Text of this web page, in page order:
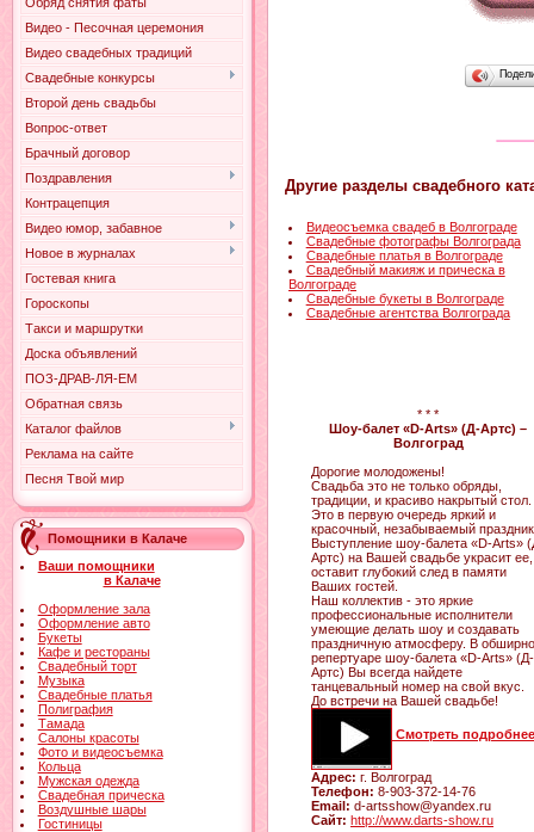
Видео - Песочная церемония
Видео свадебных традиций
Свадебные конкурсы
Второй день свадьбы
Вопрос-ответ
Брачный договор
Поздравления
Контрацепция
Видео юмор, забавное
Новое в журналах
Гостевая книга
Гороскопы
Такси и маршрутки
Доска объявлений
ПОЗ-ДРАВ-ЛЯ-ЕМ
Обратная связь
Каталог файлов
Реклама на сайте
Песня Твой мир
Помощники в Калаче
Ваши помощники
в Калаче
Оформление зала
Оформление авто
Букеты
Кафе и рестораны
Свадебный торт
Музыка
Свадебные платья
Полиграфия
Тамада
Салоны красоты
Фото и видеосъемка
Кольца
Мужская одежда
Свадебная прическа
Воздушные шары
Гостиницы
Другие разделы свадебного
Видеосъемка свадеб в Волгограде
Свадебные фотографы Волгограда
Свадебные платья в Волгограде
Свадебный макияж и прическа в
Волгограде
Свадебные букеты в Волгограде
Свадебные агентства Волгограда
* * *
Шоу-балет «D-Arts» (Д-Артс) –
Волгоград
Дорогие молодожены!
Свадьба это не только обряды,
традиции, и красиво накрытый стол.
Это в первую очередь яркий и
красочный, незабываемый
Выступление шоу-балета «D-Arts»
Артс) на Вашей свадьбе украсит
оставит глубокий след в памяти
Ваших гостей.
Наш коллектив - это яркие
профессиональные исполнители
умеющие делать шоу и создавать
праздничную атмосферу. В
репертуаре шоу-балета «D-Arts» (Д-
Артс) Вы всегда найдете
танцевальный номер на свой вкус.
До встречи на Вашей свадьбе!
Смотреть подробнее
Адрес: г. Волгоград
Телефон: 8-903-372-14-76
Email: d-artsshow@yandex.ru
Сайт: http://www.darts-show.ru